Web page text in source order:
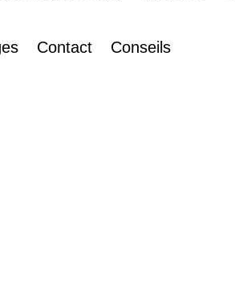
Contact Conseils